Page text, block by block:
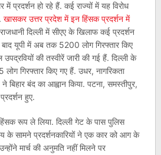
में प्रदर्शन हो रहे हैं. कई राज्यों में यह विरोध
खासकर उत्तर प्रदेश में इन हिंसक प्रदर्शन में
दिल्ली में सीएए के खिलाफ कई प्रदर्शन
यूपी में अब तक 5200 लोग गिरफ्तार किए
उपद्रवियों की तस्वीरें जारी की गई हैं. दिल्ली के
गिरफ्तार किए गए हैं. उधर, नागरिकता
बंद का आह्वान किया. पटना, समस्तीपुर,
हुए.
रूप ले लिया. दिल्ली गेट के पास पुलिस
के सामने प्रदर्शनकारियों ने एक कार को आग के
मार्च की अनुमति नहीं मिलने पर